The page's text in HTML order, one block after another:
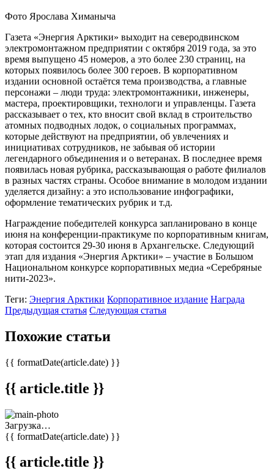
Фото Ярослава Химаныча
Газета «Энергия Арктики» выходит на северодвинском
электромонтажном предприятии с октября 2019 года, за это
время выпущено 45 номеров, а это более 230 страниц, на
которых появилось более 300 героев. В корпоративном
издании основной остаётся тема производства, а главные
персонажи – люди труда: электромонтажники, инженеры,
мастера, проектировщики, технологи и управленцы. Газета
рассказывает о тех, кто вносит свой вклад в строительство
атомных подводных лодок, о социальных программах,
которые действуют на предприятии, об увлечениях и
инициативах сотрудников, не забывая об истории
легендарного объединения и о ветеранах. В последнее время
появилась новая рубрика, рассказывающая о работе филиалов
в разных частях страны. Особое внимание в молодом издании
уделяется дизайну: а это использование инфографики,
оформление тематических рубрик и т.д.
Награждение победителей конкурса запланировано в конце
июня на конференции-практикуме по корпоративным книгам,
которая состоится 29-30 июня в Архангельске. Следующий
этап для издания «Энергия Арктики» – участие в Большом
Национальном конкурсе корпоративных медиа «Серебряные
нити-2023».
Теги: Энергия Арктики Корпоративное издание Награда
Предыдущая статья Следующая статья
Похожие статьи
{{ formatDate(article.date) }}
{{ article.title }}
Загрузка…
{{ formatDate(article.date) }}
{{ article.title }}